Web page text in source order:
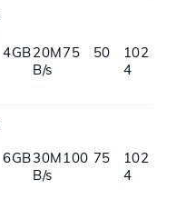
4GB20M
B/s
75 50
102
4
6GB30M
B/s
100 75
102
4